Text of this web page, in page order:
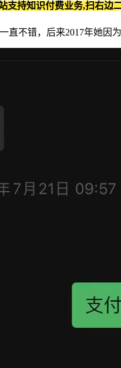
支持知识付费业务,扫右边
直不错，后来2017年她